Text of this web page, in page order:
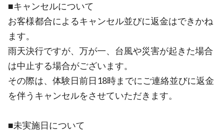
■キャンセルについて
お客様都合によるキャンセル並びに返金はできかね
ます。
雨天決行ですが、万が一、台風や災害が起きた場合
は中止する場合がございます。
その際は、体験日前日18時までにご連絡並びに返金
を伴うキャンセルをさせていただきます。
■未実施日について